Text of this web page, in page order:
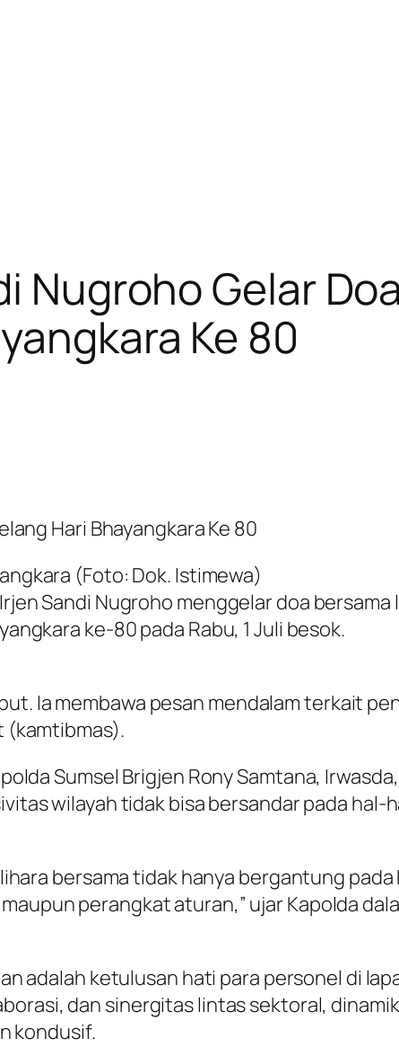
Nugroho Gelar Doa
Ke 80
Hari Bhayangkara Ke 80
(Foto: Dok. Istimewa)
Sandi Nugroho menggelar doa bersama
ke-80 pada Rabu, 1 Juli besok.
Ia membawa pesan mendalam terkait
(kamtibmas).
Sumsel Brigjen Rony Samtana,
wilayah tidak bisa bersandar pada hal-
bersama tidak hanya bergantung
perangkat aturan,” ujar Kapolda
adalah ketulusan hati para personel di
dan sinergitas lintas sektoral,
kondusif.